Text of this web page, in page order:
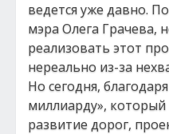
ведется уже давно.
мэра Олега Грачева,
реализовать этот
нереально из-за
Но сегодня,
миллиарду»,
развитие дорог,